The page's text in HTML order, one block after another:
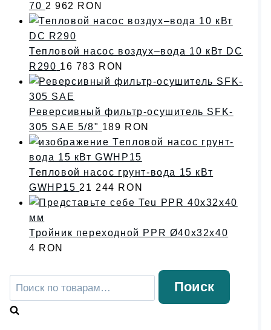
70 2 962 RON
Тепловой насос воздух–вода 10 кВт DC
R290 16 783 RON
Реверсивный фильтр-осушитель SFK-
305 SAE 5/8" 189 RON
Тепловой насос грунт-вода 15 кВт
GWHP15 21 244 RON
Тройник переходной PPR Ø40x32x40
4 RON
Искать:
Поиск